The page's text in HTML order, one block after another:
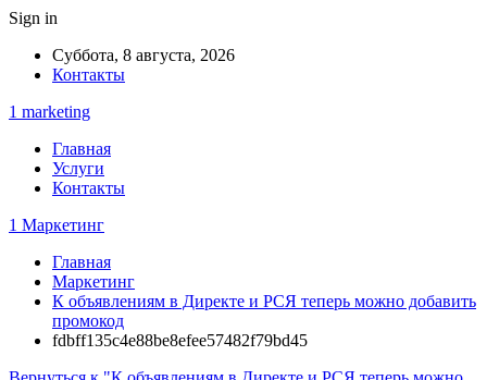
Sign in
Суббота, 8 августа, 2026
Контакты
1 marketing
Главная
Услуги
Контакты
1 Маркетинг
Главная
Маркетинг
К объявлениям в Директе и РСЯ теперь можно добавить
промокод
fdbff135c4e88be8efee57482f79bd45